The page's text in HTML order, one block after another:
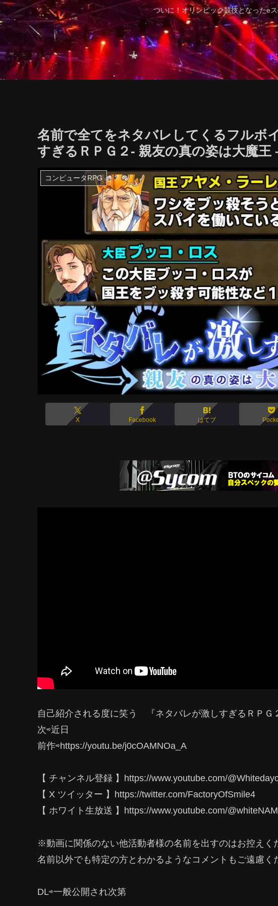
ついに！オリンピック競技となったe
名前で全てをネタバレしてくるフルボ
すぎるＲＰＧ２- 親友の真の姿は大魔王
コンピュータRPG
X Facebook はてブ
自己紹介される度に笑う 『ネタバレが激しすぎるＲＰＧ
次⇨近日
前作⇨https://youtu.be/j0cOAMNOa_A
【 チャンネル登録 】https://www.youtube.com/
【 X ツイッター 】https://twitter.com/FactoryOfSmile4
【 ホワイト生放送 】https://www.youtube.com/
※動画に関係のない他活動者様の名前を出すのはお控えく
名前以外でも特定の方とわかるようなコメントもご遠慮く
DL⇨一般公開され次第